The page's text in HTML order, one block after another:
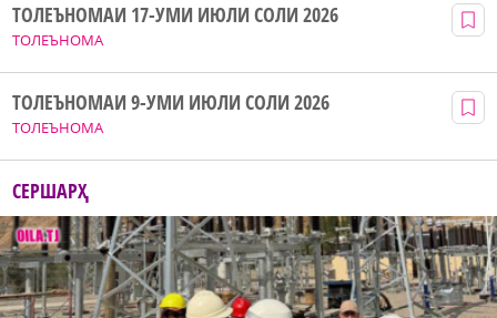
ТОЛЕЪНОМА
ТОЛЕЪНОМАИ 17-УМИ ИЮЛИ СОЛИ 2026
ТОЛЕЪНОМА
ТОЛЕЪНОМАИ 9-УМИ ИЮЛИ СОЛИ 2026
СЕРШАРҲ